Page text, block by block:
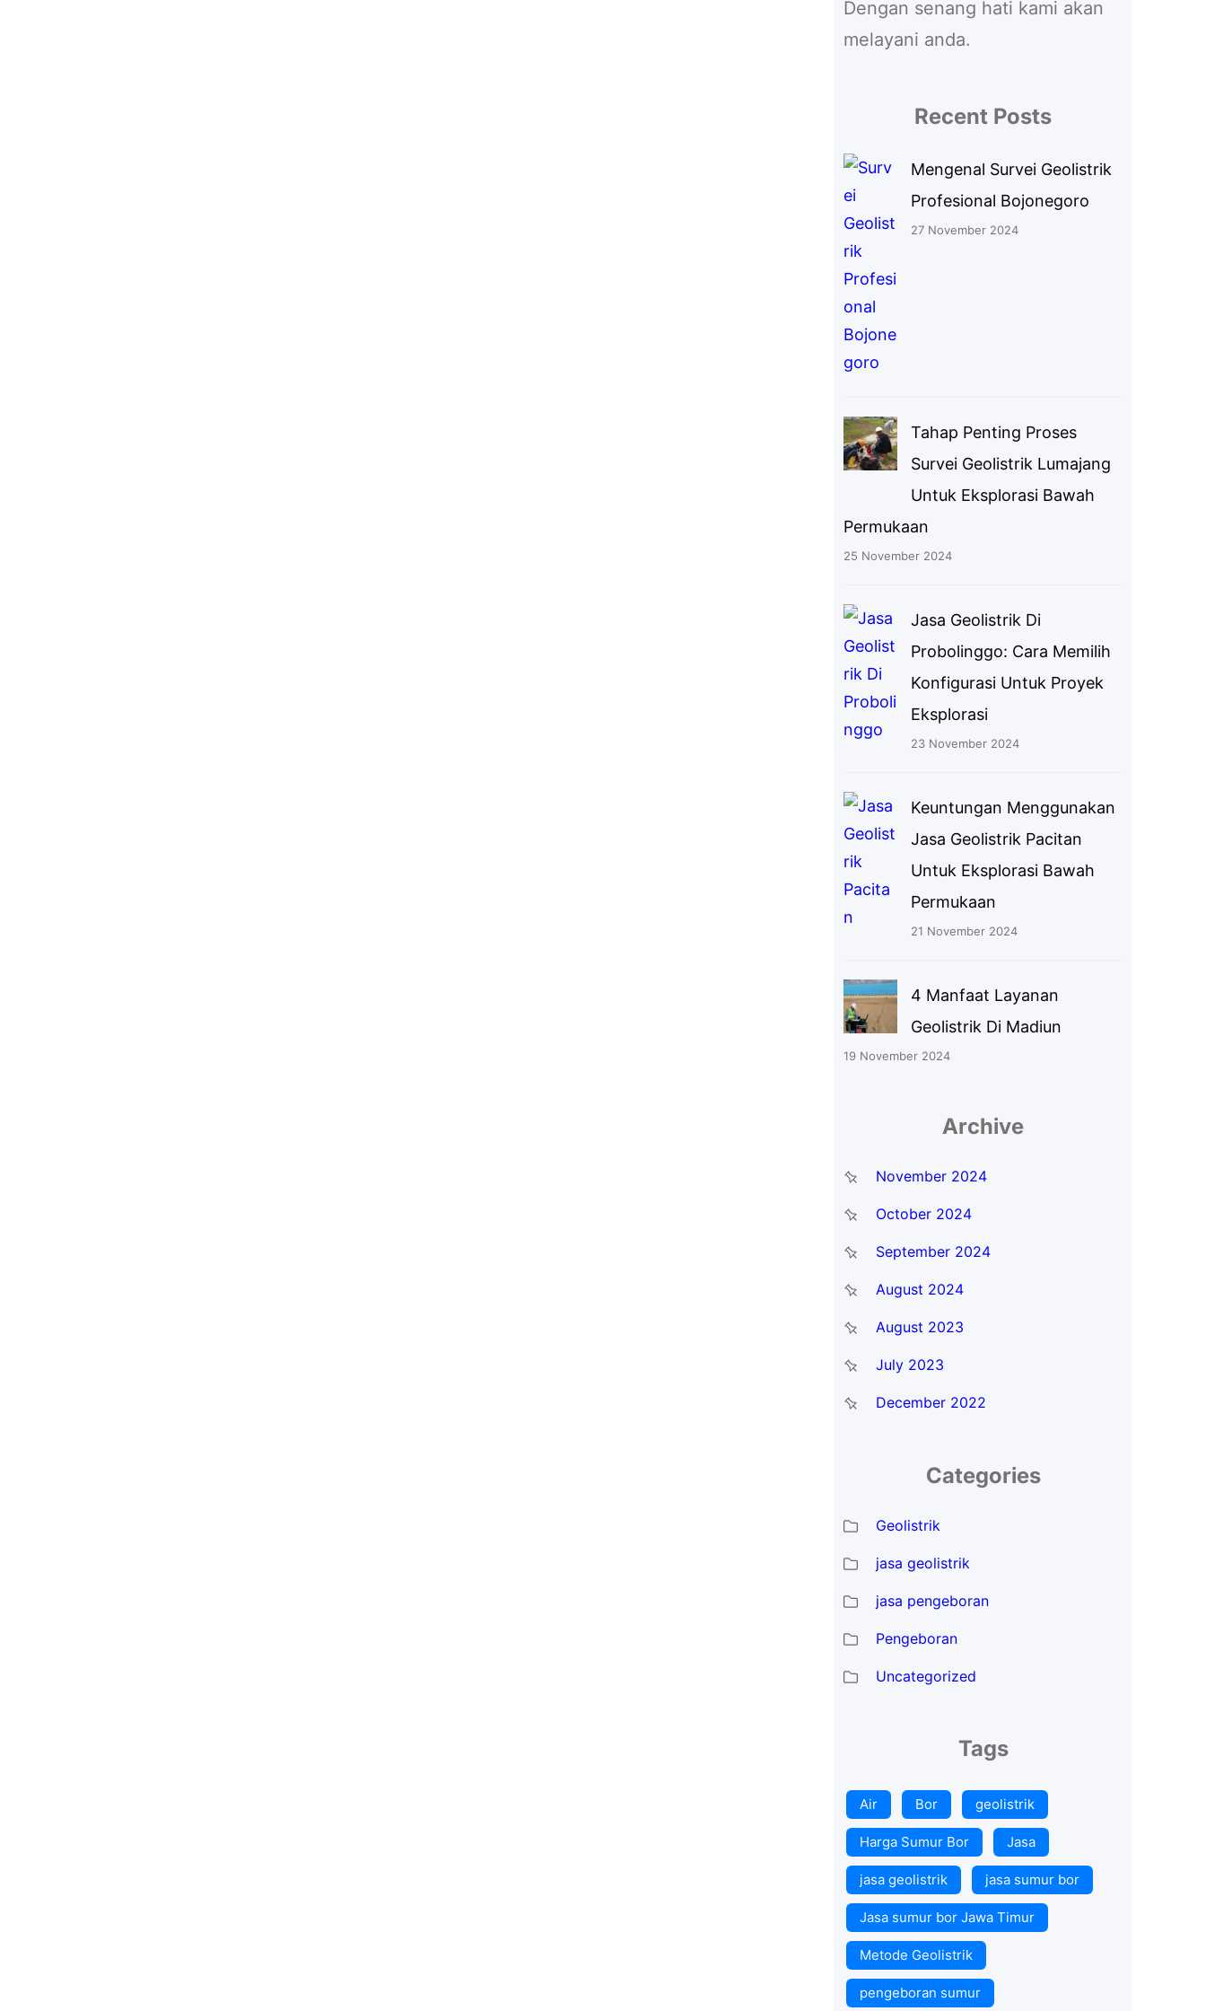
Dengan senang hati kami akan
melayani anda.
Recent Posts
Mengenal Survei Geolistrik
Profesional Bojonegoro
27 November 2024
Tahap Penting Proses
Survei Geolistrik Lumajang
Untuk Eksplorasi Bawah
Permukaan
25 November 2024
Jasa Geolistrik Di
Probolinggo: Cara Memilih
Konfigurasi Untuk Proyek
Eksplorasi
23 November 2024
Keuntungan Menggunakan
Jasa Geolistrik Pacitan
Untuk Eksplorasi Bawah
Permukaan
21 November 2024
4 Manfaat Layanan
Geolistrik Di Madiun
19 November 2024
Archive
November 2024
October 2024
September 2024
August 2024
August 2023
July 2023
December 2022
Categories
Geolistrik
jasa geolistrik
jasa pengeboran
Pengeboran
Uncategorized
Tags
Air Bor geolistrik
Harga Sumur Bor Jasa
jasa geolistrik jasa sumur bor
Jasa sumur bor Jawa Timur
Metode Geolistrik
pengeboran sumur